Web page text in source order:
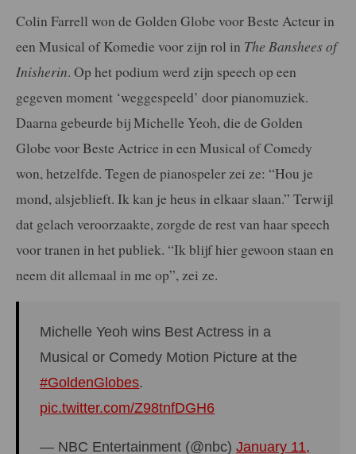
Colin Farrell won de Golden Globe voor Beste Acteur in
een Musical of Komedie voor zijn rol in The Banshees of
Inisherin. Op het podium werd zijn speech op een
gegeven moment ‘weggespeeld’ door pianomuziek.
Daarna gebeurde bij Michelle Yeoh, die de Golden
Globe voor Beste Actrice in een Musical of Comedy
won, hetzelfde. Tegen de pianospeler zei ze: “Hou je
mond, alsjeblieft. Ik kan je heus in elkaar slaan.” Terwijl
dat gelach veroorzaakte, zorgde de rest van haar speech
voor tranen in het publiek. “Ik blijf hier gewoon staan en
neem dit allemaal in me op”, zei ze.
Michelle Yeoh wins Best Actress in a
Musical or Comedy Motion Picture at the
#GoldenGlobes.
pic.twitter.com/Z98tnfDGH6
— NBC Entertainment (@nbc)January 11,